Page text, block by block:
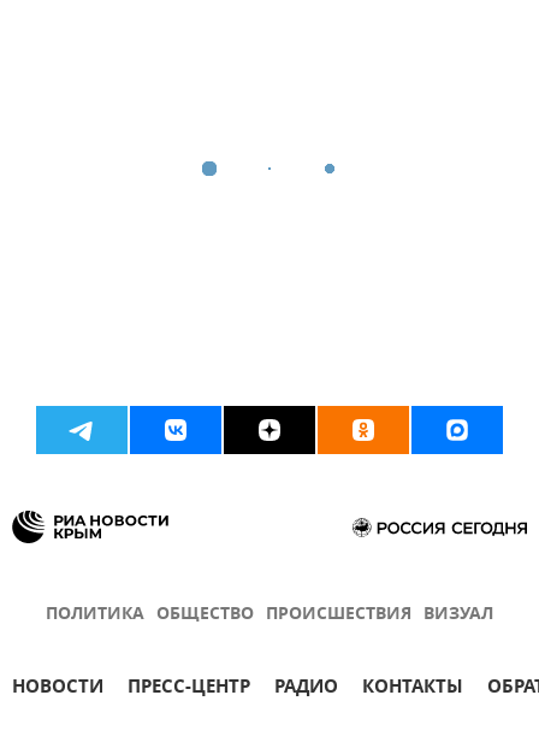
ПОЛИТИКА ОБЩЕСТВО ПРОИСШЕСТВИЯ ВИЗУАЛ
НОВОСТИ ПРЕСС-ЦЕНТР РАДИО КОНТАКТЫ